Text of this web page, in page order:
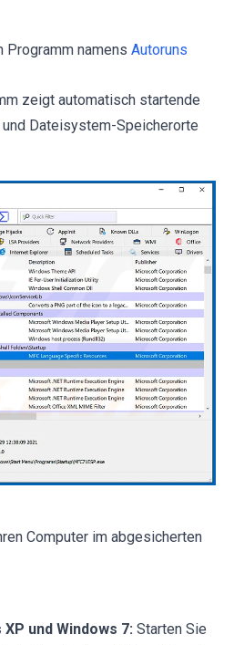
Programm namens Autoruns
zeigt automatisch startende
Dateisystem-Speicherorte
Computer im abgesicherten
und Windows 7: Starten Sie